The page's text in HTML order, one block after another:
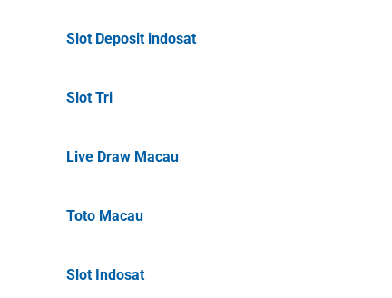
Slot Deposit indosat
Slot Tri
Live Draw Macau
Toto Macau
Slot Indosat